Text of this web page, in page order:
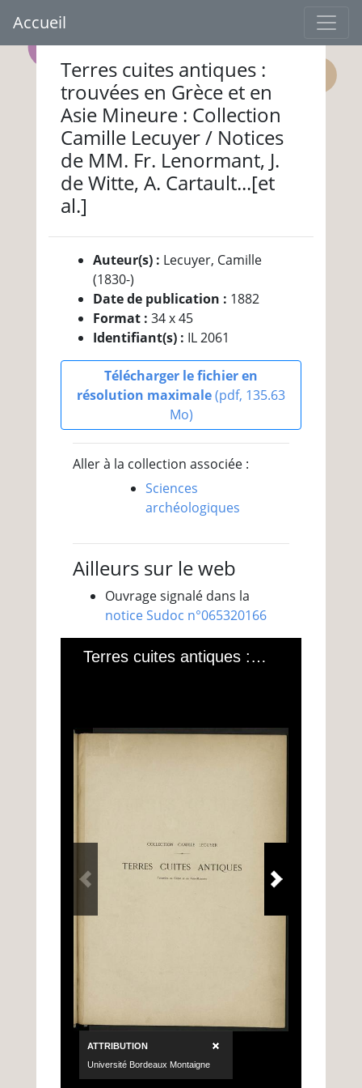
Accueil
Terres cuites antiques :
trouvées en Grèce et en
Asie Mineure : Collection
Camille Lecuyer / Notices
de MM. Fr. Lenormant, J.
de Witte, A. Cartault...[et
al.]
Auteur(s) : Lecuyer, Camille
(1830-)
Date de publication : 1882
Format : 34 x 45
Identifiant(s) : IL 2061
Télécharger le fichier en
résolution maximale(pdf, 135.63
Mo)
Aller à la collection associée :
Sciences
archéologiques
Ailleurs sur le web
Ouvrage signalé dans la
notice Sudoc n°065320166